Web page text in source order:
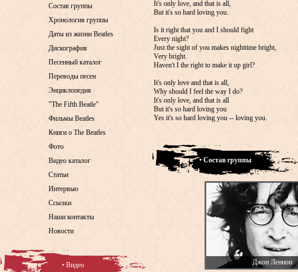
It's only love, and that is all,
But it's so hard loving you.
Is it right that you and I should fight
Every night?
Just the sight of you makes nighttime bright,
Very bright.
Haven't I the right to make it up girl?
It's only love and that is all,
Why should I feel the way I do?
It's only love, and that is all
But it's so hard loving you
Yes it's so hard loving you -- loving you.
• Состав группы
Джон Леннон
Состав группы
Хронология группы
Даты из жизни Beatles
Дискография
Песенный каталог
Переводы песен
Энциклопедия
"The Fifth Beatle"
Фильмы Beatles
Книги о The Beatles
Фото
Видео каталог
Статьи
Интервью
Ссылки
Наши контакты
Новости
• Видео